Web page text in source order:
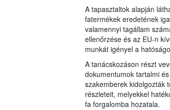
A tapasztaltok alapján
fatermékek eredetének
valamennyi tagállam
ellenőrzése és az EU-n
munkát igényel a
A tanácskozáson részt
dokumentumok tartalmi
szakemberek kidolgozták
részleteit, melyekkel
fa forgalomba hozatala.